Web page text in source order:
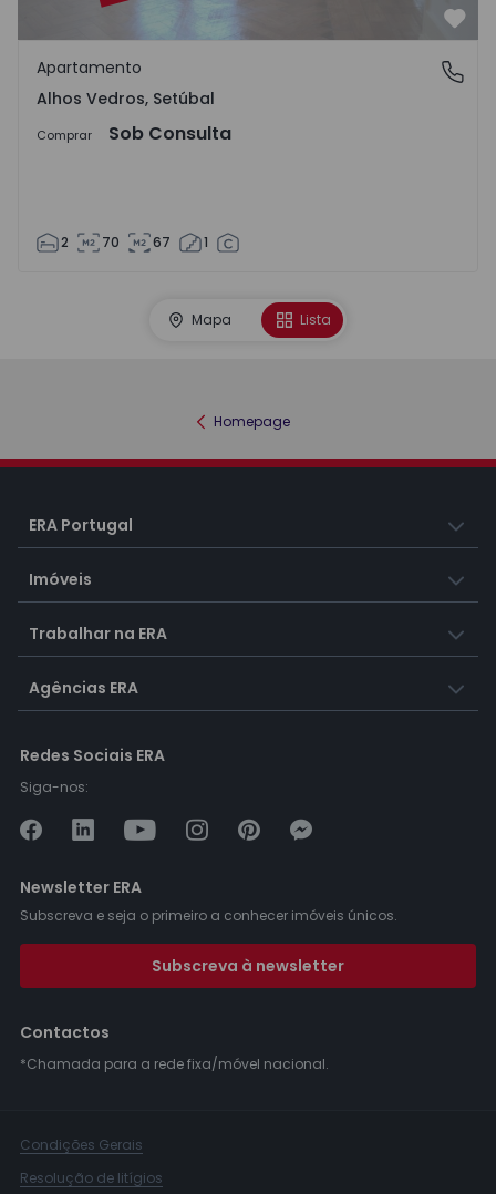
Alhos Vedros, Setúbal
Apartamento
Alhos Vedros, Setúbal
Comprar Sob Consulta
2 70 67 1
Mapa Lista
Homepage
ERA Portugal
Imóveis
Trabalhar na ERA
Agências ERA
Redes Sociais ERA
Siga-nos:
Newsletter ERA
Subscreva e seja o primeiro a conhecer imóveis únicos.
Subscreva à newsletter
Contactos
*Chamada para a rede fixa/móvel nacional.
Condições Gerais
Resolução de litígios